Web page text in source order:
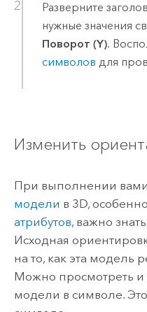
Разверните
нужные значения
Поворот (Y).
символов для
Изменить
При выполнении
модели в 3D, особенно
атрибутов, важно
Исходная
на то, как эта модель
Можно просмотреть и
модели в символе.